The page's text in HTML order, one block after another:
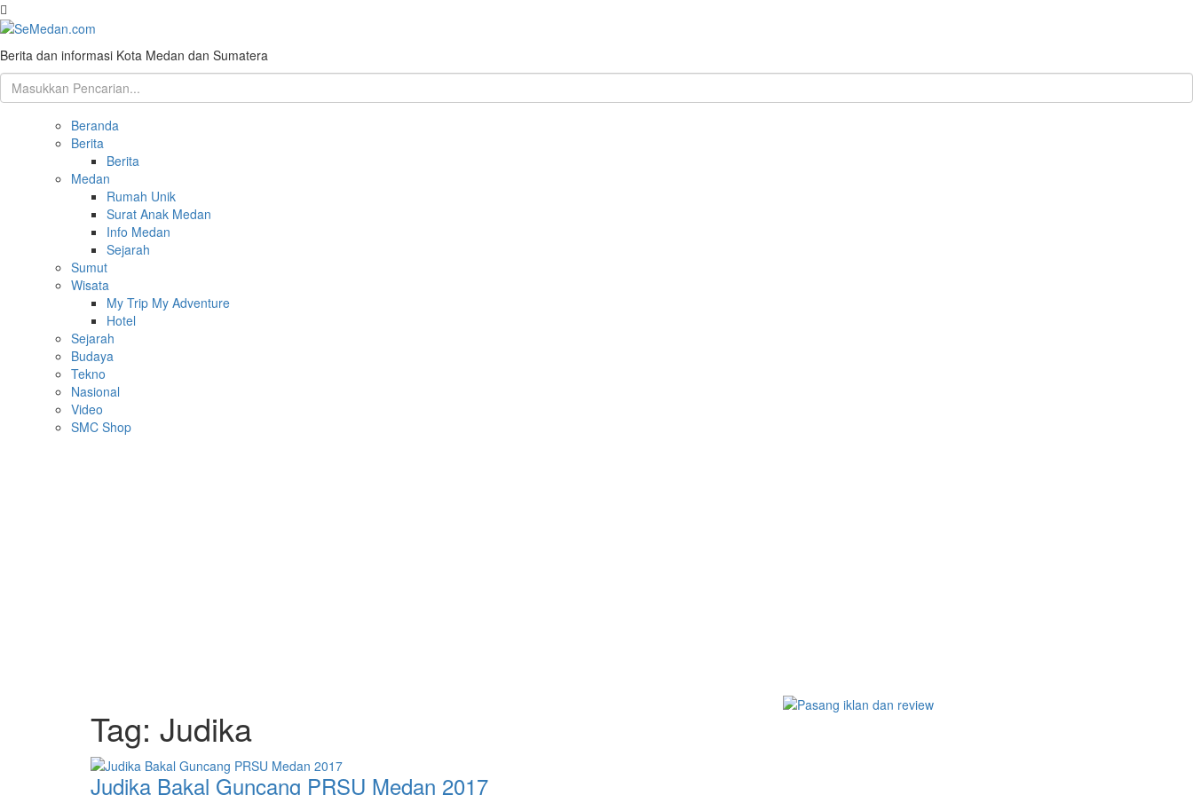
Berita dan informasi Kota Medan dan Sumatera
Beranda
Berita
Berita
Medan
Rumah Unik
Surat Anak Medan
Info Medan
Sejarah
Sumut
Wisata
My Trip My Adventure
Hotel
Sejarah
Budaya
Tekno
Nasional
Video
SMC Shop
Tag: Judika
Judika Bakal Guncang PRSU Medan 2017